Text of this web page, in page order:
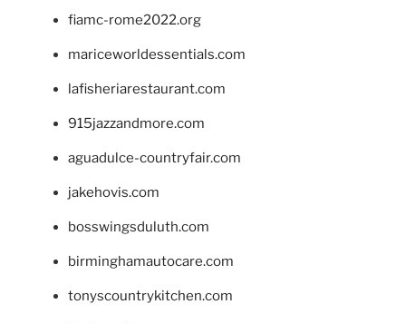
fiamc-rome2022.org
mariceworldessentials.com
lafisheriarestaurant.com
915jazzandmore.com
aguadulce-countryfair.com
jakehovis.com
bosswingsduluth.com
birminghamautocare.com
tonyscountrykitchen.com